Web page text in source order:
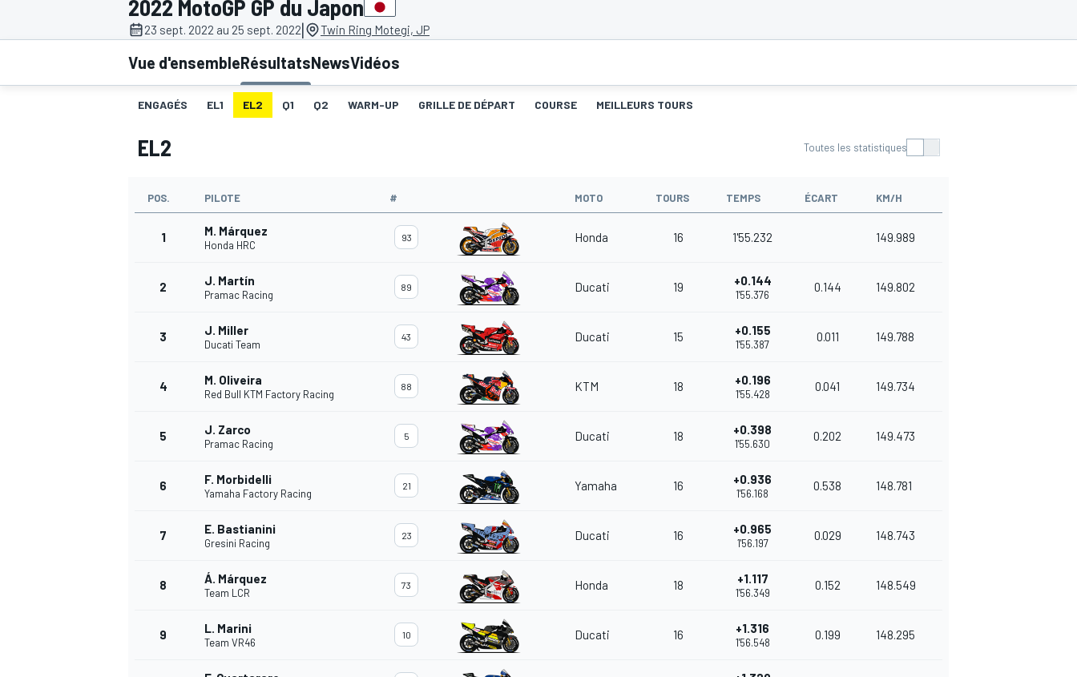
2022 MotoGP GP du Japon
23 sept. 2022 au 25 sept. 2022| Twin Ring Motegi, JP
Vue d'ensembleRésultatsNewsVidéos
ENGAGÉS EL1 EL2 Q1 Q2 WARM-UP GRILLE DE DÉPART COURSE MEILLEURS TOURS
EL2 Toutes les statistiques
POS. PILOTE # MOTO TOURS TEMPS ÉCART KM/H
1 M. Márquez
Honda HRC
93 Honda 16 1'55.232 149.989
2 J. Martín
Pramac Racing
89 Ducati 19 +0.144
1'55.376
0.144 149.802
3 J. Miller
Ducati Team
43 Ducati 15 +0.155
1'55.387
0.011 149.788
4 M. Oliveira
Red Bull KTM Factory Racing
88 KTM 18 +0.196
1'55.428
0.041 149.734
5 J. Zarco
Pramac Racing
5 Ducati 18 +0.398
1'55.630
0.202 149.473
6 F. Morbidelli
Yamaha Factory Racing
21 Yamaha 16 +0.936
1'56.168
0.538 148.781
7 E. Bastianini
Gresini Racing
23 Ducati 16 +0.965
1'56.197
0.029 148.743
8 Á. Márquez
Team LCR
73 Honda 18 +1.117
1'56.349
0.152 148.549
9 L. Marini
Team VR46
10 Ducati 16 +1.316
1'56.548
0.199 148.295